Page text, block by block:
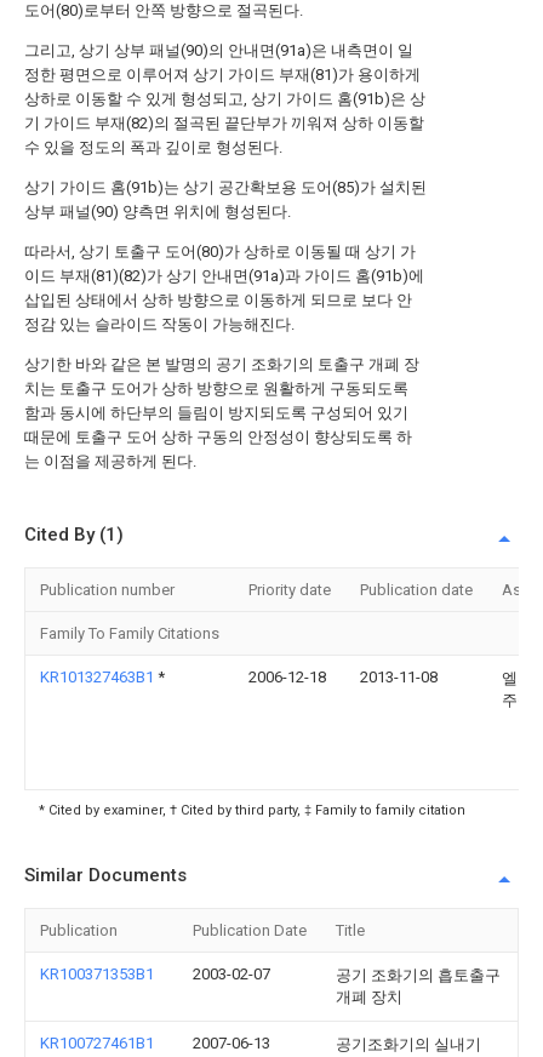
도어(80)로부터 안쪽 방향으로 절곡된다.
그리고, 상기 상부 패널(90)의 안내면(91a)은 내측면이 일
정한 평면으로 이루어져 상기 가이드 부재(81)가 용이하게
상하로 이동할 수 있게 형성되고, 상기 가이드 홈(91b)은 상
기 가이드 부재(82)의 절곡된 끝단부가 끼워져 상하 이동할
수 있을 정도의 폭과 깊이로 형성된다.
상기 가이드 홈(91b)는 상기 공간확보용 도어(85)가 설치된
상부 패널(90) 양측면 위치에 형성된다.
따라서, 상기 토출구 도어(80)가 상하로 이동될 때 상기 가
이드 부재(81)(82)가 상기 안내면(91a)과 가이드 홈(91b)에
삽입된 상태에서 상하 방향으로 이동하게 되므로 보다 안
정감 있는 슬라이드 작동이 가능해진다.
상기한 바와 같은 본 발명의 공기 조화기의 토출구 개폐 장
치는 토출구 도어가 상하 방향으로 원활하게 구동되도록
함과 동시에 하단부의 들림이 방지되도록 구성되어 있기
때문에 토출구 도어 상하 구동의 안정성이 향상되도록 하
는 이점을 제공하게 된다.
Cited By (1)
Publication number Priority date Publication date
Family To Family Citations
KR101327463B1 * 2006-12-18 2013-11-08
엘지
주식
* Cited by examiner, † Cited by third party, ‡ Family to family citation
Similar Documents
Publication Publication Date Title
KR100371353B1 2003-02-07
공기 조화기의 흡토출구
개폐 장치
KR100727461B1 2007-06-13 공기조화기의 실내기